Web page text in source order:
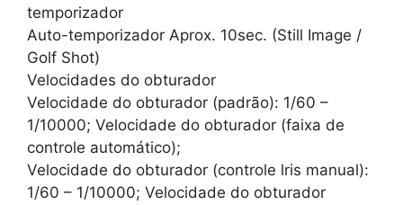
temporizador
Auto-temporizador Aprox. 10sec. (Still Image /
Golf Shot)
Velocidades do obturador
Velocidade do obturador (padrão): 1/60 –
1/10000; Velocidade do obturador (faixa de
controle automático);
Velocidade do obturador (controle lris manual):
1/60 – 1/10000; Velocidade do obturador